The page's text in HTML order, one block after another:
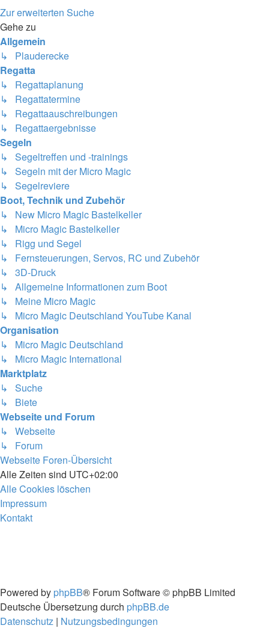
Nächste
Zur erweiterten Suche
Gehe zu
Allgemein
↳ Plauderecke
Regatta
↳ Regattaplanung
↳ Regattatermine
↳ Regattaauschreibungen
↳ Regattaergebnisse
Segeln
↳ Segeltreffen und -trainings
↳ Segeln mit der Micro Magic
↳ Segelreviere
Boot, Technik und Zubehör
↳ New Micro Magic Bastelkeller
↳ Micro Magic Bastelkeller
↳ Rigg und Segel
↳ Fernsteuerungen, Servos, RC und Zubehör
↳ 3D-Druck
↳ Allgemeine Informationen zum Boot
↳ Meine Micro Magic
↳ Micro Magic Deutschland YouTube Kanal
Organisation
↳ Micro Magic Deutschland
↳ Micro Magic International
Marktplatz
↳ Suche
↳ Biete
Webseite und Forum
↳ Webseite
↳ Forum
Webseite Foren-Übersicht
Alle Zeiten sind UTC+02:00
Alle Cookies löschen
Impressum
Kontakt
Powered by phpBB® Forum Software © phpBB Limited
Deutsche Übersetzung durch phpBB.de
Datenschutz | Nutzungsbedingungen